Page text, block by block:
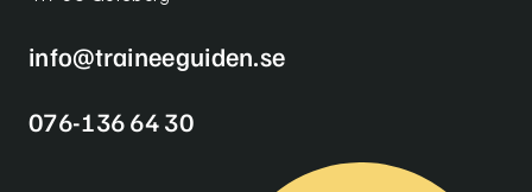
info@traineeguiden.se
076-136 64 30